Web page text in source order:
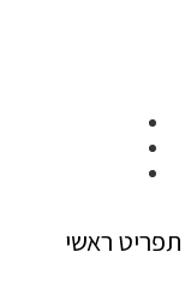
תפריט ראשי